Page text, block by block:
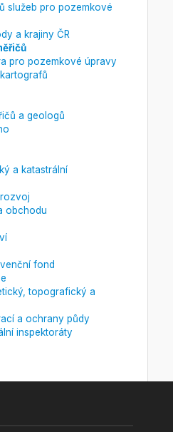
služeb pro pozemkové
a krajiny ČR
pro pozemkové úpravy
a geologů
a katastrální
obchodu
fond
topografický a
a ochrany půdy
inspektoráty